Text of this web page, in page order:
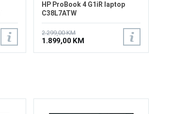
HP ProBook 4 G1iR laptop
C38L7ATW
2.299,00 KM
1.899,00 KM